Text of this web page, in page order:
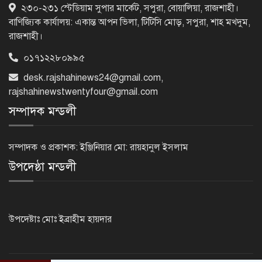
র‌্যাবের বিশেষ অভিযানে দুর্গাপুরে
চাঞ্চল্যকর ধর্ষণচেষ্টা মামলার পলাতক
আসামি গ্রেফতার
উদ্ধার করল ফায়ার সার্ভিস
রিটনের উপস্থিতিতে মহোৎসব
২৩০-২৩১ স্টেডিয়াম সুপার মার্কেট, সপুরা, বোয়ালিয়া, রাজশাহী।
বাণিজ্যিক কার্যালয়: একান্ত আপন ভিলা, টিটিসি মোড়, সপুরা, শাহ মখদুম,
রাজশাহী।
০১৭১২২৮০৯৯৫
desk.rajshahinews24@gmail.com,
rajshahinewstwentyfour@gmail.com
সম্পাদক মন্ডলী
সম্পাদক ও প্রকাশক: ইঞ্জিনিয়ার মো: রায়হানুল ইসলাম
উপদেষ্ঠা মন্ডলী
উপদেষ্টাঃ মোঃ ইব্রাহীম হায়দার